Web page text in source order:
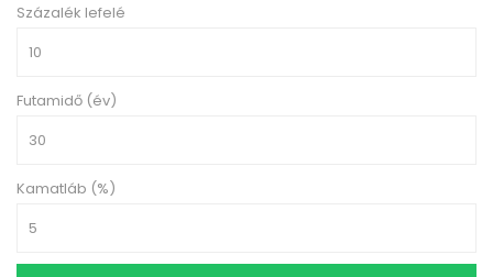
Százalék lefelé
Futamidő (év)
Kamatláb (%)